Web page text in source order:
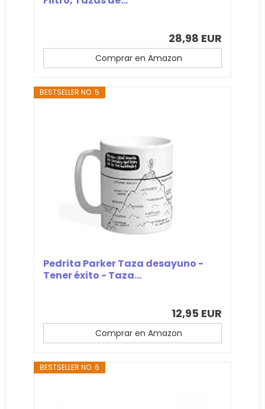
28,98 EUR
Comprar en Amazon
BESTSELLER NO. 5
Pedrita Parker Taza desayuno -
Tener éxito - Taza...
12,95 EUR
Comprar en Amazon
BESTSELLER NO. 6